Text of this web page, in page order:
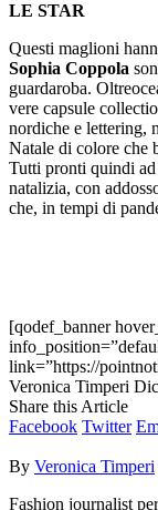
LE STAR
Questi maglioni
Sophia Coppola
guardaroba.
vere capsule
nordiche e lettering,
Natale di colore che
Tutti pronti quindi
natalizia, con
che, in tempi di
[qodef_banner
link=”https://
Veronica Timperi
Share this Article
Facebook Twitter
By Veronica Timperi
Fashion journalist